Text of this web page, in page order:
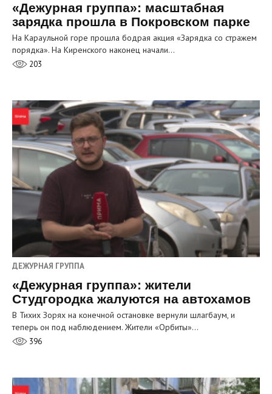
«Дежурная группа»: масштабная
зарядка прошла в Покровском парке
На Караульной горе прошла бодрая акция «Зарядка со стражем
порядка». На Киренского наконец начали…
203
ДЕЖУРНАЯ ГРУППА
«Дежурная группа»: жители
Студгородка жалуются на автохамов
В Тихих Зорях на конечной остановке вернули шлагбаум, и
теперь он под наблюдением. Жители «Орбиты»…
396